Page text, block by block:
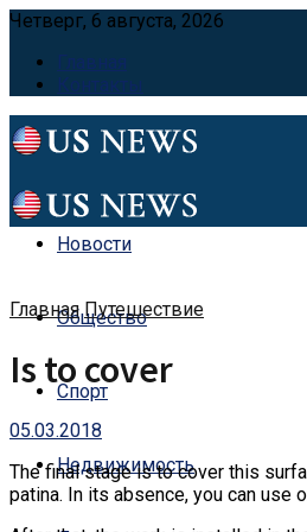
Четверг, 6 августа, 2026
Главная
Контакты
Новости
Общество
Спорт
Недвижимость
Главная Путешествие
Is to cover
05.03.2018
The final stage is to cover this
patina. In its absence, you can use